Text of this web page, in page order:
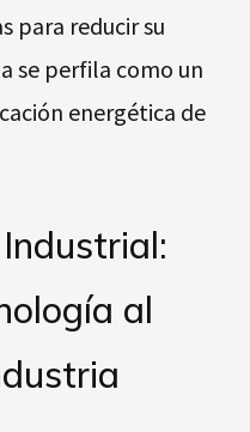
para reducir su
se perfila como un
energética de
al